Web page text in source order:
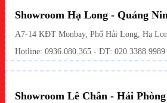
Showroom Hạ Long - Quảng
A7-14 KĐT Monbay, Phố Hải Long, Hạ
Hotline: 0936.080.365 - ĐT: 020 3388 9989
Showroom Lê Chân - Hải Phòng